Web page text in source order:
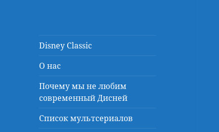
Disney Classic
О нас
Почему мы не любим
современный Дисней
Список мультсериалов